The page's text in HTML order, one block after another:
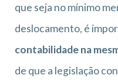
que seja no mínimo
deslocamento, é
contabilidade na
de que a legislação